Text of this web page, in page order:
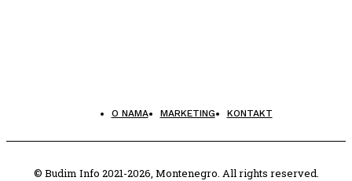
O NAMA MARKETING KONTAKT
© Budim Info 2021-2026, Montenegro. All rights reserved.